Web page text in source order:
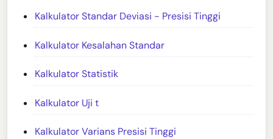
Kalkulator Standar Deviasi - Presisi Tinggi
Kalkulator Kesalahan Standar
Kalkulator Statistik
Kalkulator Uji t
Kalkulator Varians Presisi Tinggi